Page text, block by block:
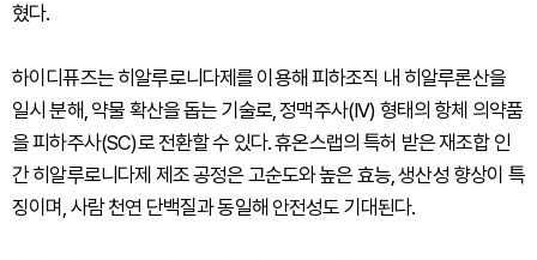
혔다.
하이디퓨즈는 히알루로니다제를 이용해 피하조직 내 히알루론산을
일시 분해, 약물 확산을 돕는 기술로, 정맥주사(IV) 형태의 항체 의약품
을 피하주사(SC)로 전환할 수 있다. 휴온스랩의 특허 받은 재조합 인
간 히알루로니다제 제조 공정은 고순도와 높은 효능, 생산성 향상이 특
징이며, 사람 천연 단백질과 동일해 안전성도 기대된다.